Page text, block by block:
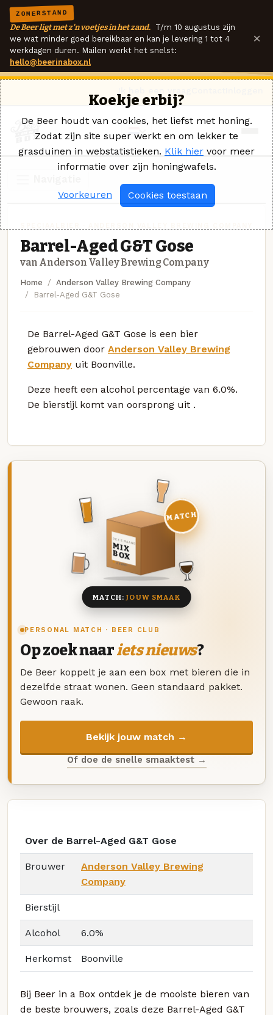
ZOMERSTAND
De Beer ligt met z'n voetjes in het zand. T/m 10 augustus zijn
we wat minder goed bereikbaar en kan je levering 1 tot 4
werkdagen duren. Mailen werkt het snelst:
hello@beerinabox.nl
×
Barrel-Aged G&T Gose
van Anderson Valley Brewing Company
Home
Anderson Valley Brewing Company
Barrel-Aged G&T Gose
De Barrel-Aged G&T Gose is een bier
gebrouwen door Anderson Valley Brewing
Company uit Boonville.
Deze heeft een alcohol percentage van 6.0%.
De bierstijl komt van oorsprong uit .
PERSONAL MATCH · BEER CLUB
Op zoek naariets nieuws?
De Beer koppelt je aan een box met bieren die in
dezelfde straat wonen. Geen standaard pakket.
Gewoon raak.
Bekijk jouw match →
Of doe de snelle smaaktest →
DEZE MAAND
MIX
BOX
8 BIEREN
MATCH
MATCH:JOUW SMAAK
Over de Barrel-Aged G&T Gose
Brouwer
Anderson Valley Brewing
Company
Bierstijl
Alcohol 6.0%
Herkomst Boonville
Bij Beer in a Box ontdek je de mooiste bieren van
de beste brouwers, zoals deze Barrel-Aged G&T
Koekje erbij?
De Beer houdt van cookies, het liefst met honing.
Zodat zijn site super werkt en om lekker te
grasduinen in webstatistieken. Klik hier voor meer
informatie over zijn honingwafels.
Voorkeuren Cookies toestaan